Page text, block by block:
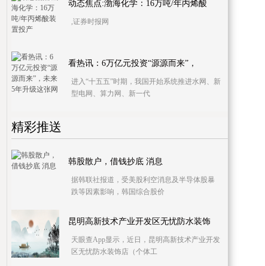
动态焦点:渤海化学：16万吨/年丙烯酸
,证券时报网
看热讯：6万亿元投资“源源而来”，
进入“十五五”时期，我国开始系统推进水网、新
型电网、算力网、新一代
精彩推送
韩股散户，借钱抄底 消息
据韩联社报道，受美股利空消息及半导体股暴
跌等因素影响，韩国综合股价
昆明高新技术产业开发区无忧防水装饰
天眼查App显示，近日，昆明高新技术产业开发
区无忧防水装饰店（个体工